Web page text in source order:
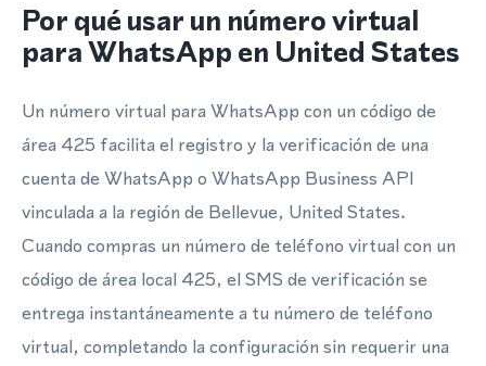
Por qué usar un número virtual
para WhatsApp en United States
Un número virtual para WhatsApp con un código de
área 425 facilita el registro y la verificación de una
cuenta de WhatsApp o WhatsApp Business API
vinculada a la región de Bellevue, United States.
Cuando compras un número de teléfono virtual con un
código de área local 425, el SMS de verificación se
entrega instantáneamente a tu número de teléfono
virtual, completando la configuración sin requerir una